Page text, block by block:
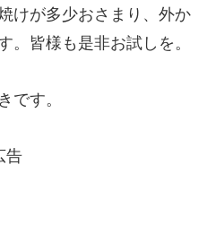
けが多少おさまり、外か
。皆様も是非お試しを。
です。
告